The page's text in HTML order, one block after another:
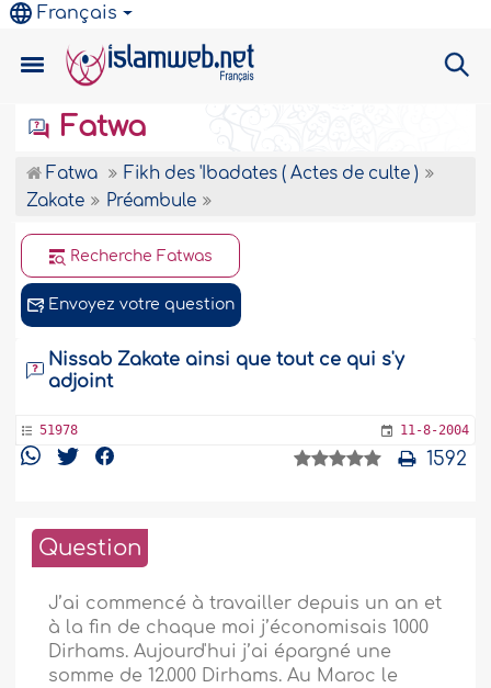
Français
Fatwa
Fatwa
Fikh des 'Ibadates ( Actes de culte )
Zakate
Préambule
Recherche Fatwas
Envoyez votre question
Nissab Zakate ainsi que tout ce qui s'y
adjoint
51978 11-8-2004
1592
Question
J’ai commencé à travailler depuis un an et
à la fin de chaque moi j’économisais 1000
Dirhams. Aujourd'hui j’ai épargné une
somme de 12.000 Dirhams. Au Maroc le